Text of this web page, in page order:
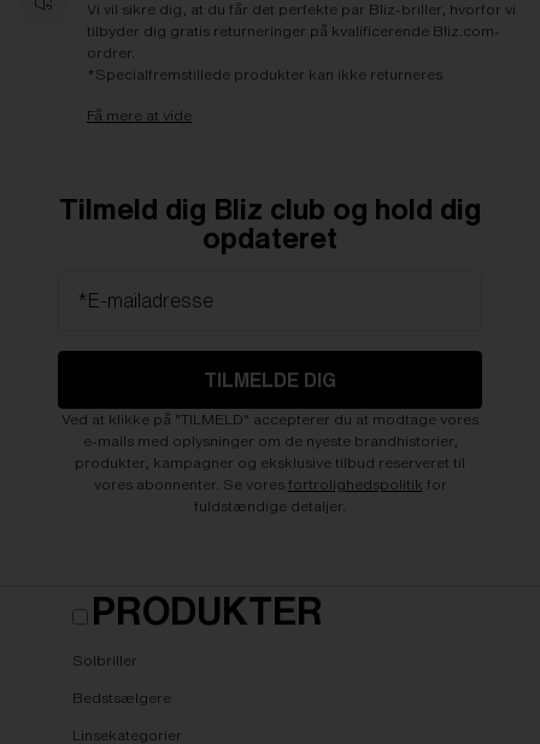
Vi vil sikre dig, at du får det perfekte par Bliz-briller, hvorfor vi
tilbyder dig gratis returneringer på kvalificerende Bliz.com-
ordrer.
*Specialfremstillede produkter kan ikke returneres
Få mere at vide
Tilmeld dig Bliz club og hold dig
opdateret
*E-mailadresse
TILMELDE DIG
Ved at klikke på "TILMELD" accepterer du at modtage vores
e-mails med oplysninger om de nyeste brandhistorier,
produkter, kampagner og eksklusive tilbud reserveret til
vores abonnenter. Se vores fortrolighedspolitik for
fuldstændige detaljer.
PRODUKTER
Solbriller
Bedstsælgere
Linsekategorier